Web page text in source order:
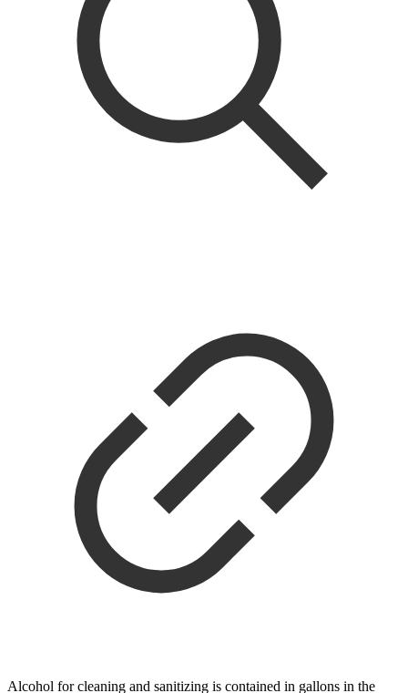
Alcohol for cleaning and sanitizing is contained in gallons in the